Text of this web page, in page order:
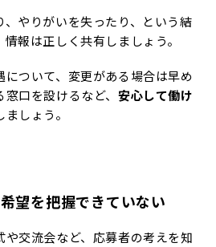
やりがいを失ったり、という結
報は正しく共有しましょう。
ついて、変更がある場合は早め
口を設けるなど、 安心して働け
しょう。
望を把握できていない
交流会など、応募者の考えを知